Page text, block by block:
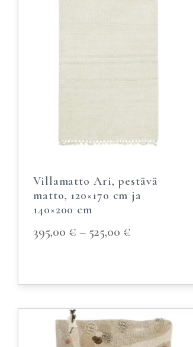
Villamatto Ari, pestävä
matto, 120×170 cm ja
140×200 cm
395,00 € – 525,00 €